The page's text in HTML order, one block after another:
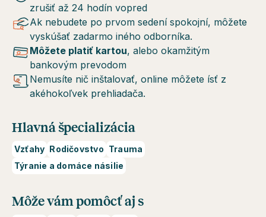
zrušiť až 24 hodín vopred
Ak nebudete po prvom sedení spokojní, môžete
vyskúšať zadarmo iného odborníka.
Môžete platiť kartou, alebo okamžitým
bankovým prevodom
Nemusíte nič inštalovať, online môžete ísť z
akéhokoľvek prehliadača.
Hlavná špecializácia
Vzťahy Rodičovstvo Trauma
Týranie a domáce násilie
Môže vám pomôcť aj s